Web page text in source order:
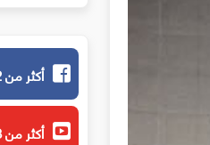
أكثر من 2 مليون و نصف معجب
أكثر من 3 مليون و 800 ألف متابع